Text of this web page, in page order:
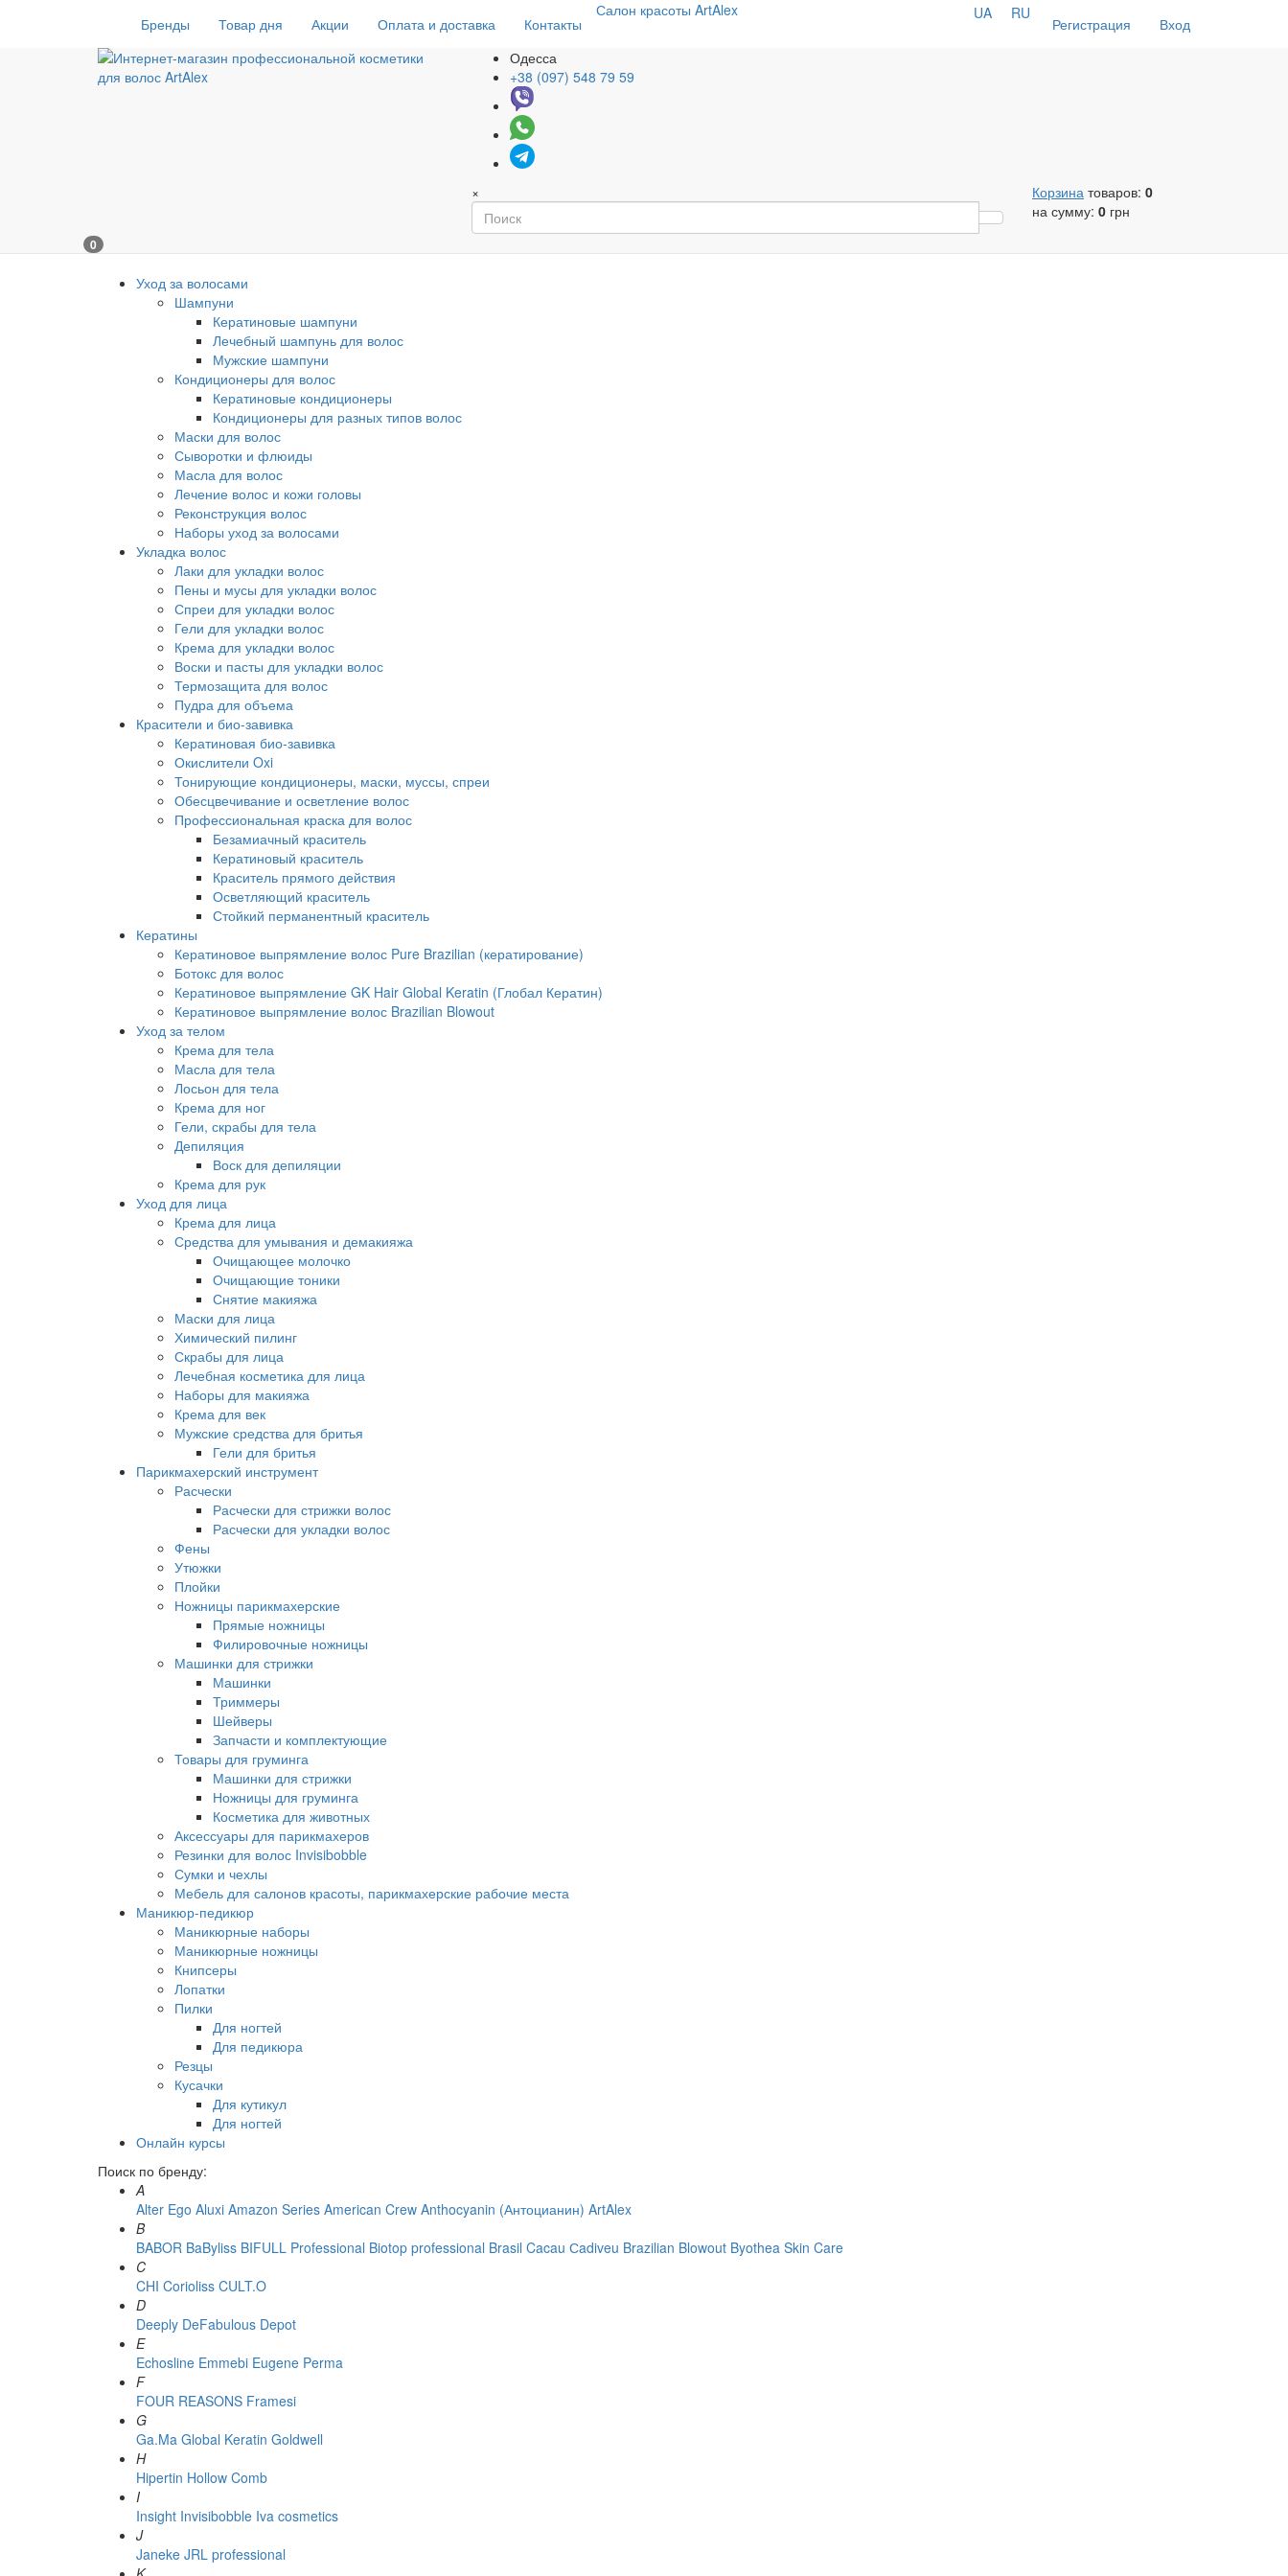
Бренды Товар дня Акции Оплата и доставка Контакты
Салон красоты ArtAlex
Регистрация Вход
UA RU
Одесса
+38 (097) 548 79 59
× Корзина товаров: 0
на сумму: 0 грн
0
Уход за волосами
Шампуни
Кератиновые шампуни
Лечебный шампунь для волос
Мужские шампуни
Кондиционеры для волос
Кератиновые кондиционеры
Кондиционеры для разных типов волос
Маски для волос
Сыворотки и флюиды
Масла для волос
Лечение волос и кожи головы
Реконструкция волос
Наборы уход за волосами
Укладка волос
Лаки для укладки волос
Пены и мусы для укладки волос
Спреи для укладки волос
Гели для укладки волос
Крема для укладки волос
Воски и пасты для укладки волос
Термозащита для волос
Пудра для объема
Красители и био-завивка
Кератиновая био-завивка
Окислители Oxi
Тонирующие кондиционеры, маски, муссы, спреи
Обесцвечивание и осветление волос
Профессиональная краска для волос
Безамиачный краситель
Кератиновый краситель
Краситель прямого действия
Осветляющий краситель
Стойкий перманентный краситель
Кератины
Кератиновое выпрямление волос Pure Brazilian (кератирование)
Ботокс для волос
Кератиновое выпрямление GK Hair Global Keratin (Глобал Кератин)
Кератиновое выпрямление волос Brazilian Blowout
Уход за телом
Крема для тела
Масла для тела
Лосьон для тела
Крема для ног
Гели, скрабы для тела
Депиляция
Воск для депиляции
Крема для рук
Уход для лица
Крема для лица
Средства для умывания и демакияжа
Очищающее молочко
Очищающие тоники
Снятие макияжа
Маски для лица
Химический пилинг
Скрабы для лица
Лечебная косметика для лица
Наборы для макияжа
Крема для век
Мужские средства для бритья
Гели для бритья
Парикмахерский инструмент
Расчески
Расчески для стрижки волос
Расчески для укладки волос
Фены
Утюжки
Плойки
Ножницы парикмахерские
Прямые ножницы
Филировочные ножницы
Машинки для стрижки
Машинки
Триммеры
Шейверы
Запчасти и комплектующие
Товары для груминга
Машинки для стрижки
Ножницы для груминга
Косметика для животных
Аксессуары для парикмахеров
Резинки для волос Invisibobble
Сумки и чехлы
Мебель для салонов красоты, парикмахерские рабочие места
Маникюр-педикюр
Маникюрные наборы
Маникюрные ножницы
Книпсеры
Лопатки
Пилки
Для ногтей
Для педикюра
Резцы
Кусачки
Для кутикул
Для ногтей
Онлайн курсы
Поиск по бренду:
A
Alter Ego Aluxi Amazon Series American Crew Anthocyanin (Антоцианин) ArtAlex
B
BABOR BaByliss BIFULL Professional Biotop professional Brasil Cacau Сadiveu Brazilian Blowout Byothea Skin Care
C
CHI Corioliss CULT.O
D
Deeply DeFabulous Depot
E
Echosline Emmebi Eugene Perma
F
FOUR REASONS Framesi
G
Ga.Ma Global Keratin Goldwell
H
Hipertin Hollow Comb
I
Insight Invisibobble Iva cosmetics
J
Janeke JRL professional